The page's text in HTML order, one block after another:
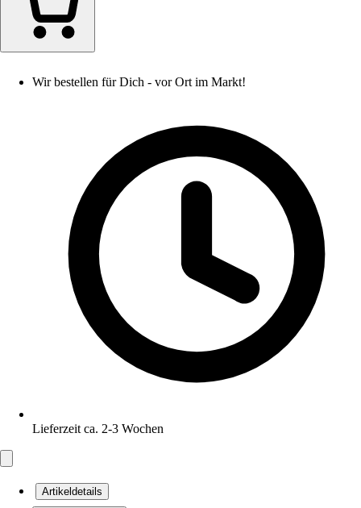
Wir bestellen für Dich - vor Ort im Markt!
Lieferzeit ca. 2-3 Wochen
Artikeldetails